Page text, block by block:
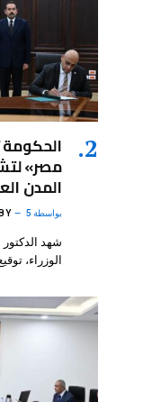
مصر»
المدن
بواسطة 5 أغسطس، 2026
شهد
الوزراء،